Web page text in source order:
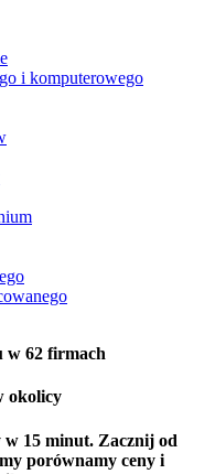
i komputerowego
w 62 firmach
okolicy
w 15 minut. Zacznij od
porównamy ceny i